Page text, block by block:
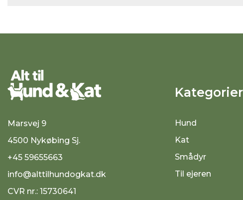
Marsvej 9
4500 Nykøbing Sj.
+45 59655663
info@alttilhundogkat.dk
CVR nr.: 15730641
Kategorier
Hund
Kat
Smådyr
Til ejeren